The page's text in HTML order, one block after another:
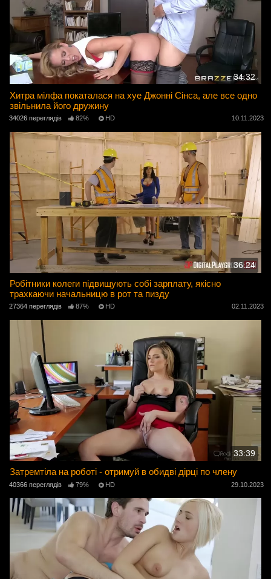
34:32
Хитра мілфа покаталася на хуе Джонні Сінса, але все одно
звільнила його дружину
34026 переглядів 82% HD 10.11.2023
36:24
Робітники колеги підвищують собі зарплату, якісно
трахкаючи начальницю в рот та пизду
27364 переглядів 87% HD 02.11.2023
33:39
Затремтіла на роботі - отримуй в обидві дірці по члену
40366 переглядів 79% HD 29.10.2023